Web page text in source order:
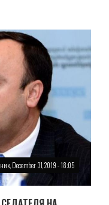
December 31, 2019 - 18:05